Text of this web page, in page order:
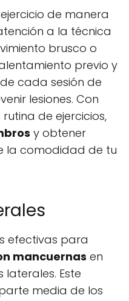
de manera
a la técnica
brusco o
previo y
cada sesión de
lesiones. Con
de ejercicios,
y obtener
la comodidad de tu
efectivas para
mancuernas en
laterales. Este
media de los